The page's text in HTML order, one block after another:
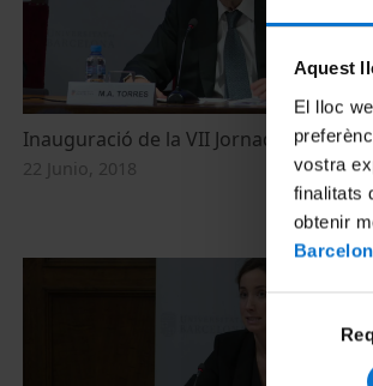
Aquest
El lloc
vostra
finalitats
obtenir
consentiment
Inauguració de la VII Jornada
22 Junio, 2018